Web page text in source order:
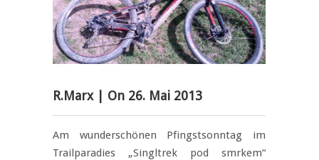
R.Marx| On 26. Mai 2013
Am wunderschönen Pfingstsonntag im
Trailparadies „Singltrek pod smrkem“